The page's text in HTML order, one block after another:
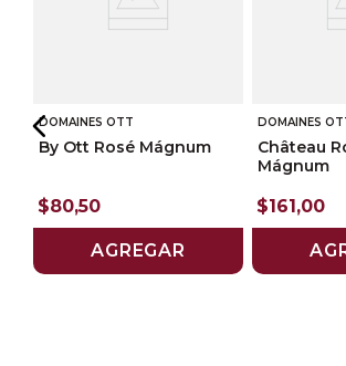
DOMAINES OTT
By Ott Rosé Mágnum
$80,50
AGREGAR
DOMAINES
Château
Mágnum
$161,00